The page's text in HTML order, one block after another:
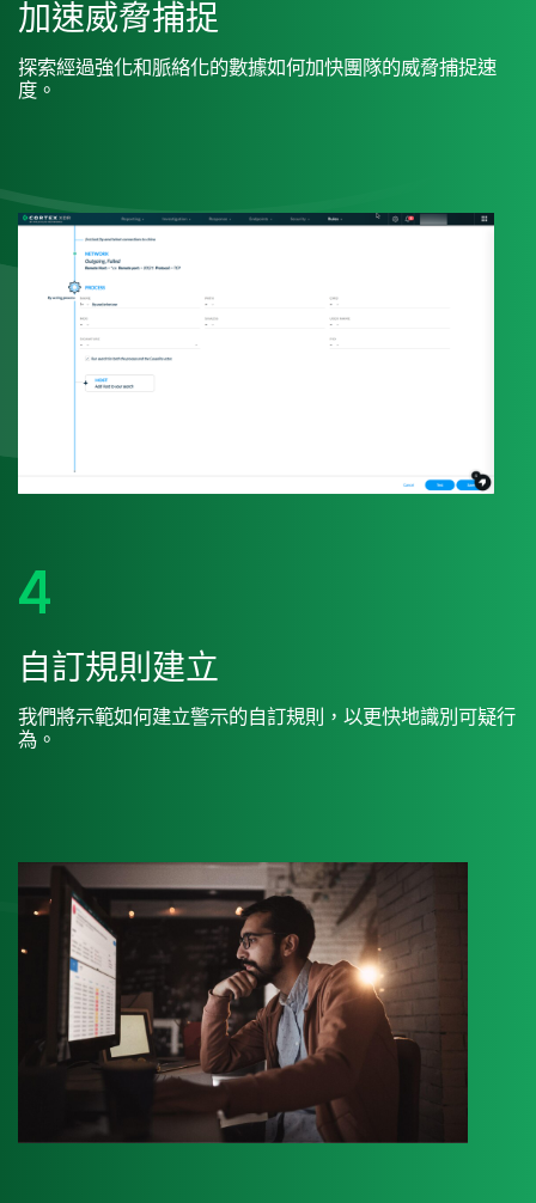
加速威脅捕捉
探索經過強化和脈絡化的數據如何加快團隊的威脅捕捉速
度。
4
自訂規則建立
我們將示範如何建立警示的自訂規則，以更快地識別可疑行
為。